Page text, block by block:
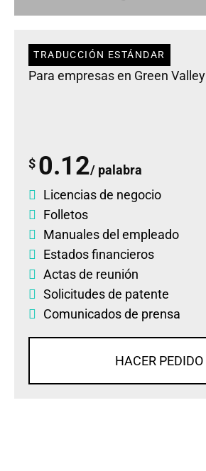
TRADUCCIÓN ESTÁNDAR
Para empresas en Green Valley
$ 0.12/ palabra
Licencias de negocio
Folletos
Manuales del empleado
Estados financieros
Actas de reunión
Solicitudes de patente
Comunicados de prensa
HACER PEDIDO